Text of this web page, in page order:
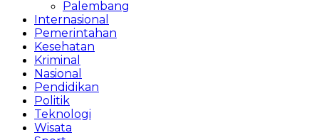
Palembang
Internasional
Pemerintahan
Kesehatan
Kriminal
Nasional
Pendidikan
Politik
Teknologi
Wisata